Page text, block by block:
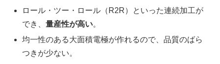
ロール・ツー・ロール（R2R）といった連続加工が
でき、量産性が高い。
均一性のある大面積電極が作れるので、品質のばら
つきが少ない。